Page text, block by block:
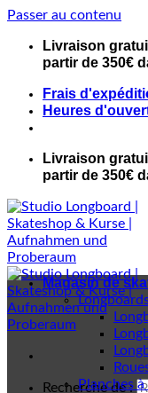
Passer au contenu
Livraison
partir de 350€
Frais
Heures
Livraison
partir de 350€
Recherche de :
Magasin de
Planches